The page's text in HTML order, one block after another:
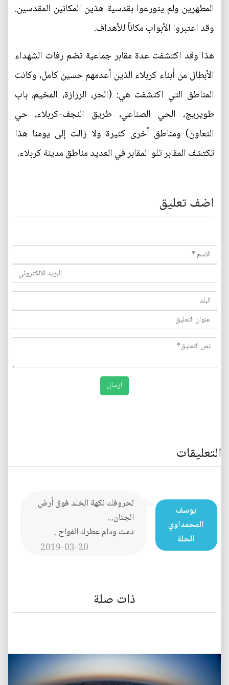
المطهرين ولم يتورعوا بقدسية هذين المكانين المقدسين.
وقد اعتبروا الأبواب مكاناً للأهداف.
هذا وقد اكتشفت عدة مقابر جماعية تضم رفات الشهداء
الأبطال من أبناء كربلاء الذين أعدمهم حسين كامل، وكانت
المناطق التي اكتشفت هي: (الحر، الرزازة، المخيم، باب
طويريج، الحي الصناعي، طريق النجف-كربلاء، حي
التعاون) ومناطق أخرى كثيرة ولا زالت إلى يومنا هذا
تكتشف المقابر تلو المقابر في العديد مناطق مدينة كربلاء.
اضف تعليق
التعليقات
يوسف
المحمداوي
الحلة
لحروفك نكهة الخلد فوق أرض
الجنان...
دمت ودام عطرك الفواح .
2019-03-20
ذات صلة